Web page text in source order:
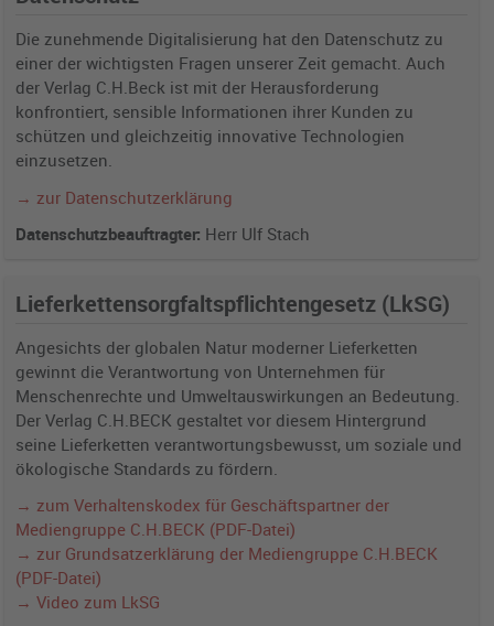
Die zunehmende Digitalisierung hat den Datenschutz zu
einer der wichtigsten Fragen unserer Zeit gemacht. Auch
der Verlag C.H.Beck ist mit der Herausforderung
konfrontiert, sensible Informationen ihrer Kunden zu
schützen und gleichzeitig innovative Technologien
einzusetzen.
→ zur Datenschutzerklärung
Datenschutzbeauftragter: Herr Ulf Stach
Lieferkettensorgfaltspflichtengesetz (LkSG)
Angesichts der globalen Natur moderner Lieferketten
gewinnt die Verantwortung von Unternehmen für
Menschenrechte und Umweltauswirkungen an Bedeutung.
Der Verlag C.H.BECK gestaltet vor diesem Hintergrund
seine Lieferketten verantwortungsbewusst, um soziale und
ökologische Standards zu fördern.
→ zum Verhaltenskodex für Geschäftspartner der
Mediengruppe C.H.BECK (PDF-Datei)
→ zur Grundsatzerklärung der Mediengruppe C.H.BECK
(PDF-Datei)
→ Video zum LkSG